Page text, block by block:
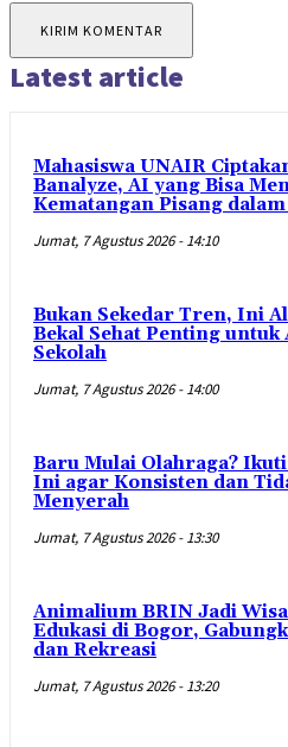
Latest article
Mahasiswa UNAIR
Banalyze, AI yang Bisa
Kematangan Pisang dalam
Jumat, 7 Agustus 2026 - 14:10
Bukan Sekedar Tren, Ini
Bekal Sehat Penting untuk
Sekolah
Jumat, 7 Agustus 2026 - 14:00
Baru Mulai Olahraga?
Ini agar Konsisten dan
Menyerah
Jumat, 7 Agustus 2026 - 13:30
Animalium BRIN Jadi
Edukasi di Bogor,
dan Rekreasi
Jumat, 7 Agustus 2026 - 13:20